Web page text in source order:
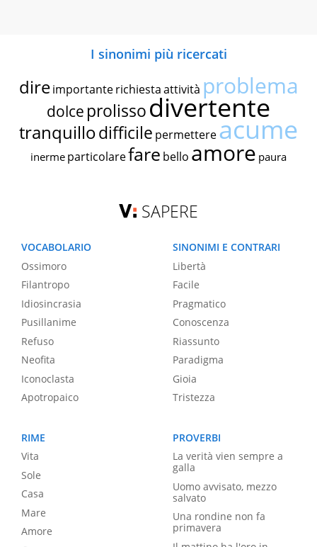
I sinonimi più ricercati
dire importante richiestaattività problema
dolce prolissodivertente
tranquillodifficile permettereacume
inerme particolarefare bello amore paura
SAPERE
VOCABOLARIO
Ossimoro
Filantropo
Idiosincrasia
Pusillanime
Refuso
Neofita
Iconoclasta
Apotropaico
SINONIMI E CONTRARI
Libertà
Facile
Pragmatico
Conoscenza
Riassunto
Paradigma
Gioia
Tristezza
RIME
Vita
Sole
Casa
Mare
Amore
PROVERBI
La verità vien sempre a
galla
Uomo avvisato, mezzo
salvato
Una rondine non fa
primavera